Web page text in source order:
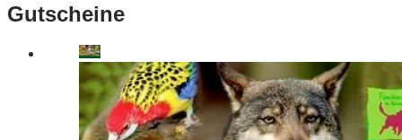
Gutscheine